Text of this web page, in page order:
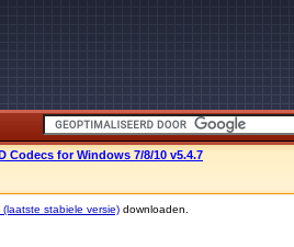
Codecs for Windows 7/8/10 v5.4.7
stabiele versie) downloaden.